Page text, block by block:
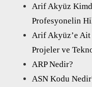
Arif Akyüz
Profesyonelin
Arif Akyüz’e Ait
Projeler ve
ARP Nedir?
ASN Kodu